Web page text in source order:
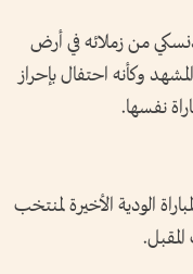
من زملائه في أرض
وكأنه احتفال بإحراز
نفسها.
الودية الأخيرة لمنتخب